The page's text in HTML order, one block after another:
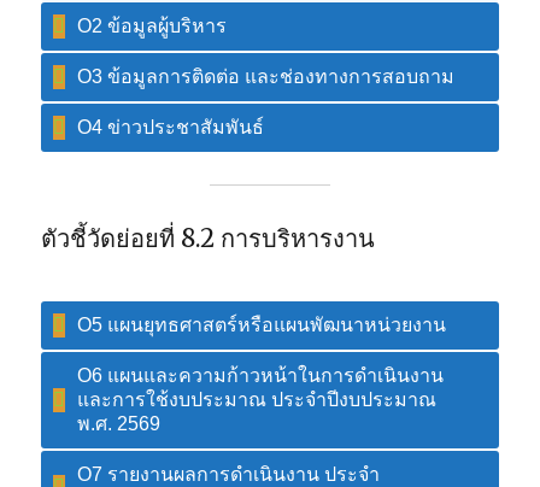
O2 ข้อมูลผู้บริหาร
O3 ข้อมูลการติดต่อ และช่องทางการสอบถาม
O4 ข่าวประชาสัมพันธ์
ตัวชี้วัดย่อยที่ 8.2 การบริหารงาน
O5 แผนยุทธศาสตร์หรือแผนพัฒนาหน่วยงาน
O6 แผนและความก้าวหน้าในการดำเนินงาน
และการใช้งบประมาณ ประจำปีงบประมาณ
พ.ศ. 2569
O7 รายงานผลการดำเนินงาน ประจำ